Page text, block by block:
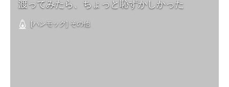
渡ってみたら、ちょっと恥ずかしかった
[ハンモック] その他